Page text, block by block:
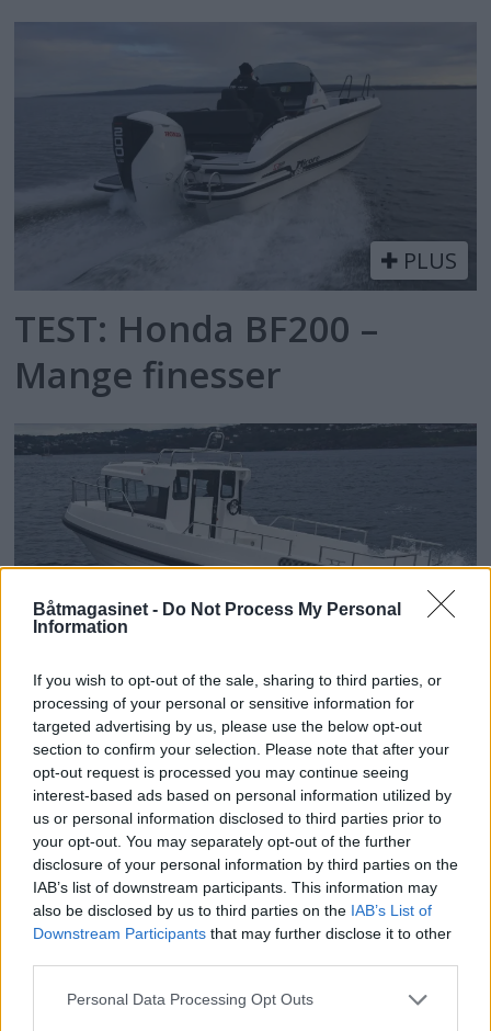
Båtmagasinet - Do Not Process My Personal
Information
If you wish to opt-out of the sale, sharing to third parties, or
processing of your personal or sensitive information for
targeted advertising by us, please use the below opt-out
section to confirm your selection. Please note that after your
opt-out request is processed you may continue seeing
interest-based ads based on personal information utilized by
us or personal information disclosed to third parties prior to
your opt-out. You may separately opt-out of the further
disclosure of your personal information by third parties on the
IAB’s list of downstream participants. This information may
also be disclosed by us to third parties on the IAB’s List of
Downstream Participants that may further disclose it to other
Personal Data Processing Opt Outs
PLUS
TEST: Honda BF200 –
Mange finesser
Topp 10: Disse båtene fikk
flest klikk i Testguiden i
2025